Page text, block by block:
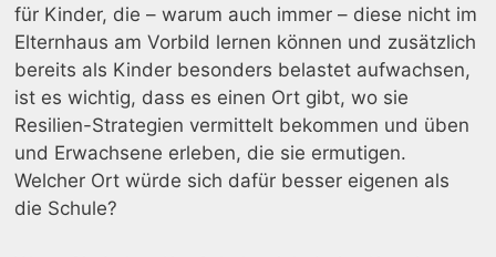
für Kinder, die – warum auch immer – diese nicht im
Elternhaus am Vorbild lernen können und zusätzlich
bereits als Kinder besonders belastet aufwachsen,
ist es wichtig, dass es einen Ort gibt, wo sie
Resilien-Strategien vermittelt bekommen und üben
und Erwachsene erleben, die sie ermutigen.
Welcher Ort würde sich dafür besser eigenen als
die Schule?